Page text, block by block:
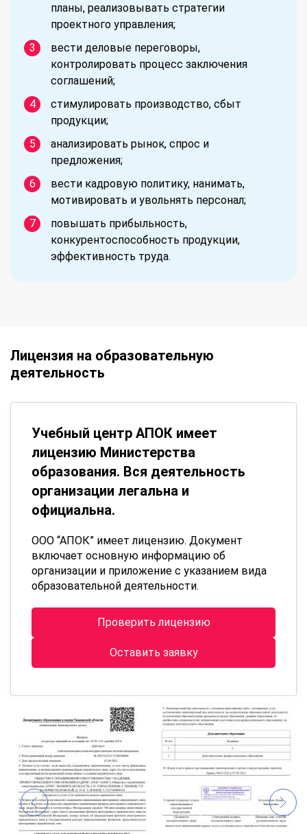
планы, реализовывать стратегии
проектного управления;
вести деловые переговоры,
контролировать процесс заключения
соглашений;
стимулировать производство, сбыт
продукции;
анализировать рынок, спрос и
предложения;
вести кадровую политику, нанимать,
мотивировать и увольнять персонал;
повышать прибыльность,
конкурентоспособность продукции,
эффективность труда.
Лицензия на образовательную
деятельность
Учебный центр АПОК имеет
лицензию Министерства
образования. Вся деятельность
организации легальна и
официальна.
ООО “АПОК” имеет лицензию. Документ
включает основную информацию об
организации и приложение с указанием вида
образовательной деятельности.
Проверить лицензию
Оставить заявку